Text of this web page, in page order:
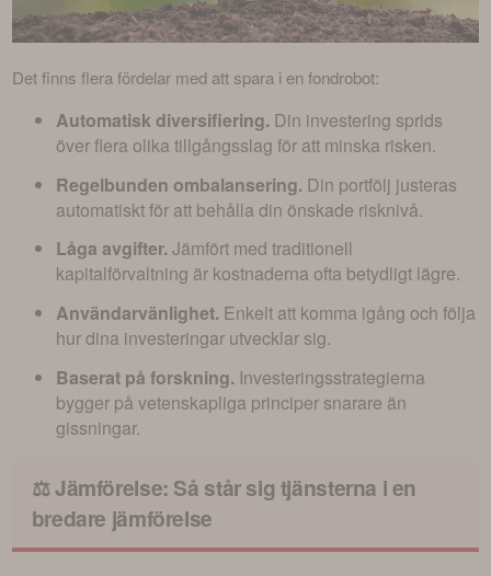
Det finns flera fördelar med att spara i en fondrobot:
Automatisk diversifiering. Din investering sprids
över flera olika tillgångsslag för att minska risken.
Regelbunden ombalansering. Din portfölj justeras
automatiskt för att behålla din önskade risknivå.
Låga avgifter.Jämfört med traditionell
kapitalförvaltning är kostnaderna ofta betydligt lägre.
Användarvänlighet. Enkelt att komma igång och följa
hur dina investeringar utvecklar sig.
Baserat på forskning. Investeringsstrategierna
bygger på vetenskapliga principer snarare än
gissningar.
⚖️ Jämförelse: Så står sig tjänsterna i en
bredare jämförelse